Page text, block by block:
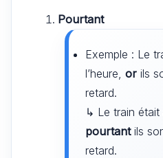
Pourtant
Exemple : Le
l’heure, or ils
retard.
↳ Le train était
pourtantils
retard.